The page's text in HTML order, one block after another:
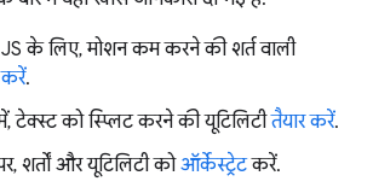
के लिए, मोशन कम करने की शर्त वाली
करें.
टेक्स्ट को स्प्लिट करने की यूटिलिटीतैयार करें.
शर्तों और यूटिलिटी कोऑर्केस्ट्रेटकरें.